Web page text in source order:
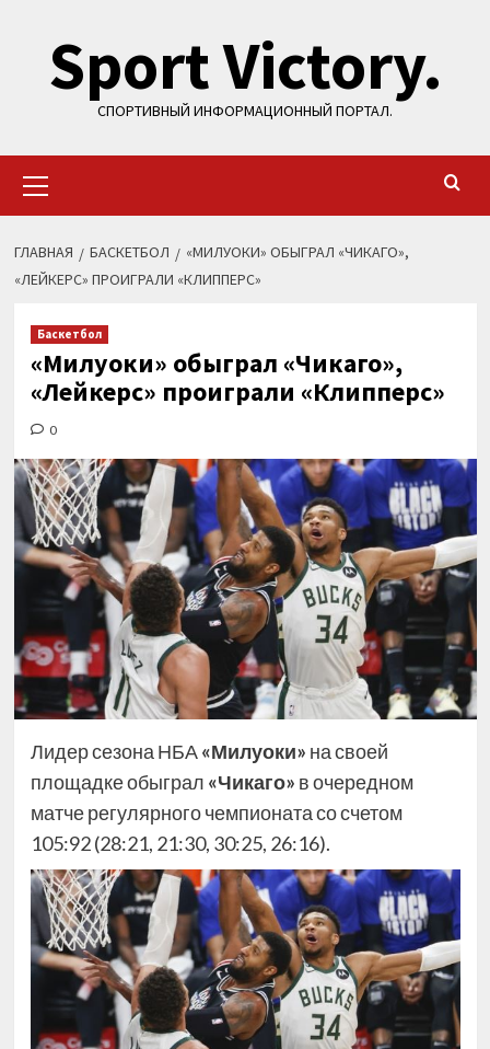
содержимому
Sport Victory.
СПОРТИВНЫЙ ИНФОРМАЦИОННЫЙ ПОРТАЛ.
меню
ГЛАВНАЯ БАСКЕТБОЛ
«МИЛУОКИ» ОБЫГРАЛ «ЧИКАГО»,
«ЛЕЙКЕРС» ПРОИГРАЛИ «КЛИППЕРС»
Баскетбол
«Милуоки» обыграл «Чикаго»,
«Лейкерс» проиграли «Клипперс»
0
Лидер сезона НБА«Милуоки» на своей
площадке обыграл «Чикаго» в очередном
матче регулярного чемпионата со счетом
105:92 (28:21, 21:30, 30:25, 26:16).